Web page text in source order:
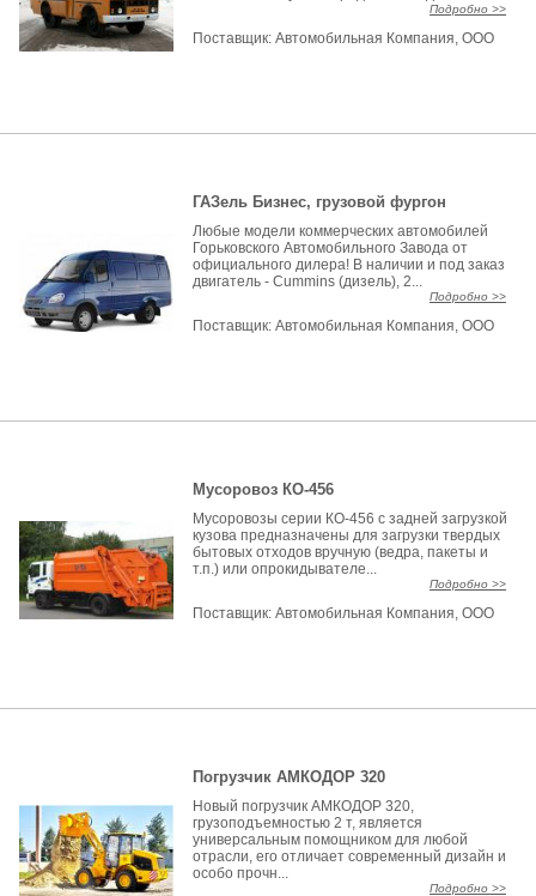
Подробно >>
Поставщик:Автомобильная Компания, ООО
ГАЗель Бизнес, грузовой фургон
Любые модели коммерческих автомобилей
Горьковского Автомобильного Завода от
официального дилера! В наличии и под заказ
двигатель - Cummins (дизель), 2...
Подробно >>
Поставщик:Автомобильная Компания, ООО
Мусоровоз КО-456
Мусоровозы серии КО-456 с задней загрузкой
кузова предназначены для загрузки твердых
бытовых отходов вручную (ведра, пакеты и
т.п.) или опрокидывателе...
Подробно >>
Поставщик:Автомобильная Компания, ООО
Погрузчик АМКОДОР 320
Новый погрузчик АМКОДОР 320,
грузоподъемностью 2 т, является
универсальным помощником для любой
отрасли, его отличает современный дизайн и
особо прочн...
Подробно >>